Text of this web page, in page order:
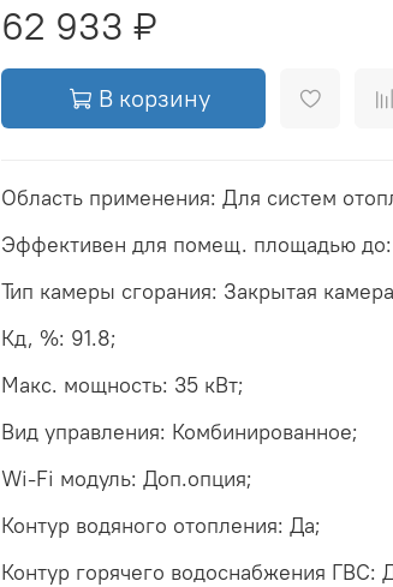
62 933 ₽
В корзину
Область применения: Для систем
Эффективен для помещ. площадью
Тип камеры сгорания: Закрытая
Кд, %: 91.8;
Макс. мощность: 35 кВт;
Вид управления: Комбинированное;
Wi-Fi модуль: Доп.опция;
Контур водяного отопления: Да;
Контур горячего водоснабжения ГВС: